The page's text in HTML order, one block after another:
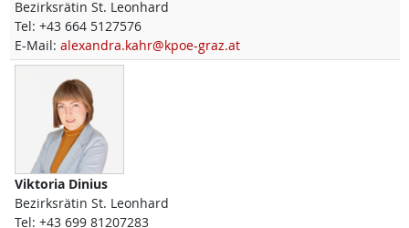
Bezirksrätin St. Leonhard
Tel: +43 664 5127576
E-Mail: alexandra.kahr@kpoe-graz.at
Viktoria Dinius
Bezirksrätin St. Leonhard
Tel: +43 699 81207283